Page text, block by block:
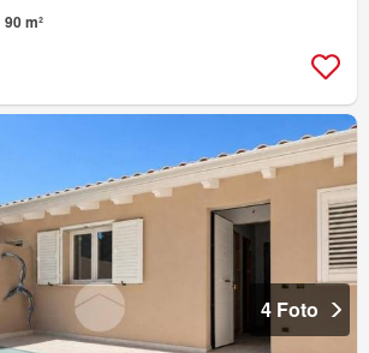
90 m²
4 Foto